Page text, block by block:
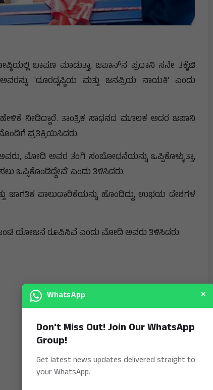
ಭಾಷಣ ಮಾಡುತ್ತಾ, ಜಪಾನ್‌ನ ಪ್ರಧಾನಿ ಸನೇ ತಕೈಚಿ
'ದೂರದೃಷ್ಟಿಯ ಮತ್ತು ಜನಪ್ರಿಯ ನಾಯಕಿ' ಎಂದು
ನೀಡಿದ್ದಾರೆ. ತಾಂತ್ರಿಕ ಸಾಧನದ ಮೂಲಕ ಅದರ ಜಪಾನಿ
ಪ್ರತಿಕ್ರಿಯಿಸಿದರು.
ಮೋದಿ ಅವರ ತಂಗಿ ಸಂಬೋಧನೆಯನ್ನು ಒಪ್ಪಿಕೊಳ್ಳುತ್ತಾ,
ಒಪ್ಪಿಕೊಂಡಿದ್ದೇವೆ' ಎಂದು ತಿಳಿಸಿದರು.
ಜಾಗತಿಕ ಪಾಲುದಾರಿಕೆಯನ್ನು ಹೊಂದಿದ್ದು, ಉಭಯ ದೇಶಗಳ
ಜಂಟಿ ಯೋಜನೆ ರೂಪಿಸಿವೆ ಎಂದು ಮೋದಿ ಅವರು ತಿಳಿಸಿದರು.
WhatsApp ×
Don't Miss Out! Join Our WhatsApp
Group!
Get latest news updates delivered straight to
your WhatsApp.